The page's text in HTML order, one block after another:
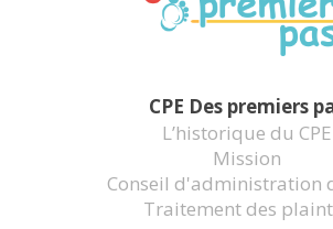
CPE Des premiers
L’historique du CPE
Mission
Conseil d'administration
Traitement des